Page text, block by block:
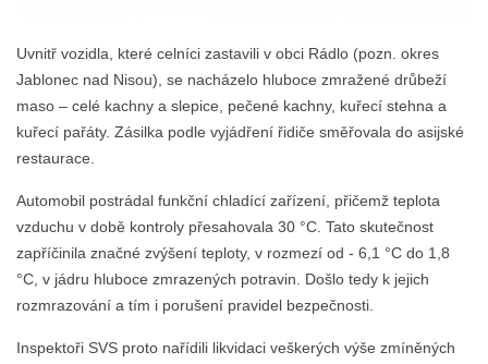
Uvnitř vozidla, které celníci zastavili v obci Rádlo (pozn. okres
Jablonec nad Nisou), se nacházelo hluboce zmražené drůbeží
maso – celé kachny a slepice, pečené kachny, kuřecí stehna a
kuřecí pařáty. Zásilka podle vyjádření řidiče směřovala do asijské
restaurace.
Automobil postrádal funkční chladící zařízení, přičemž teplota
vzduchu v době kontroly přesahovala 30 °C. Tato skutečnost
zapříčinila značné zvýšení teploty, v rozmezí od - 6,1 °C do 1,8
°C, v jádru hluboce zmrazených potravin. Došlo tedy k jejich
rozmrazování a tím i porušení pravidel bezpečnosti.
Inspektoři SVS proto nařídili likvidaci veškerých výše zmíněných